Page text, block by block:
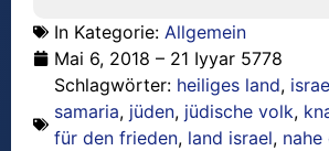
In Kategorie: Allgemein
Mai 6, 2018 – 21 Iyyar 5778
Schlagwörter: heiliges land,
samaria, jüden, jüdische volk,
für den frieden, land israel, nahe